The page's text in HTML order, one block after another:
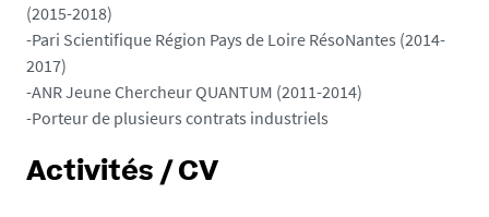
(2015-2018)
-Pari Scientifique Région Pays de Loire RésoNantes (2014-
2017)
-ANR Jeune Chercheur QUANTUM (2011-2014)
-Porteur de plusieurs contrats industriels
Activités / CV